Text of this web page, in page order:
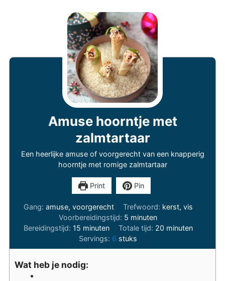
Amuse hoorntje met
zalmtartaar
Een heerlijke amuse of voorgerecht van een knapperig
hoorntje met romige zalmtartaar
Print Pin
Gang:amuse, voorgerecht Trefwoord: kerst, vis
Voorbereidingstijd: 5 minuten
minuten
Bereidingstijd: 15 minuten
minuten Totale tijd: 20minuten
minuten
Servings: 6 stuks
Wat heb je nodig: